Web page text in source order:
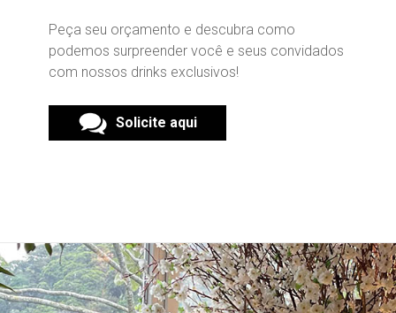
Peça seu orçamento e descubra como
podemos surpreender você e seus convidados
com nossos drinks exclusivos!
Solicite aqui